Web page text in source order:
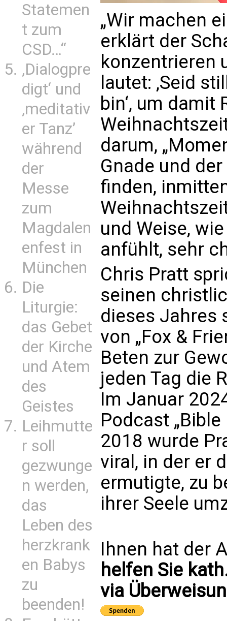
Statemen
t zum
CSD…“
‚Dialogpre
digt‘ und
‚meditativ
er Tanz’
während
der
Messe
zum
Magdalen
enfest in
München
Die
Liturgie:
das Gebet
der Kirche
und Atem
des
Geistes
Leihmutte
r soll
gezwunge
n werden,
das
Leben des
herzkrank
en Babys
zu
beenden!
„Wir machen
erklärt der
konzentrieren
lautet: ‚Seid
bin‘, um
darum,
Gnade und
finden,
und Weise,
anfühlt, sehr
Chris Pratt
seinen
dieses Jahres
von „Fox &
Beten zur
jeden Tag die
Im Januar
Podcast
2018 wurde
viral, in der er
ermutigte, zu
ihrer Seele
Ihnen hat der
helfen Sie
via